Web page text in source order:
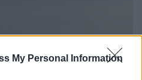
My Personal Information